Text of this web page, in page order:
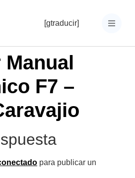
[gtraducir]
F7 –
para publicar un